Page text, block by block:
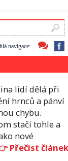
navigace:
lidí dělá při
hrnců a pánví
chybu.
stačí tohle a
nové